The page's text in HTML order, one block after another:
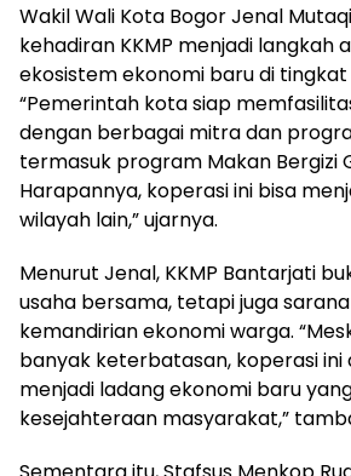
Wakil Wali Kota Bogor Jenal
kehadiran KKMP menjadi langkah
ekosistem ekonomi baru di
“Pemerintah kota siap
dengan berbagai mitra dan
termasuk program Makan Bergizi
Harapannya, koperasi ini bisa
wilayah lain,” ujarnya.
Menurut Jenal, KKMP Bantarjati
usaha bersama, tetapi juga
kemandirian ekonomi warga.
banyak keterbatasan, koperasi ini
menjadi ladang ekonomi baru
kesejahteraan masyarakat,”